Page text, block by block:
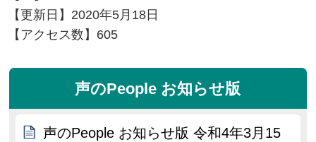
【更新日】 2020年5月18日
【アクセス数】 605
声のPeople お知らせ版
声のPeople お知らせ版 令和4年3月15